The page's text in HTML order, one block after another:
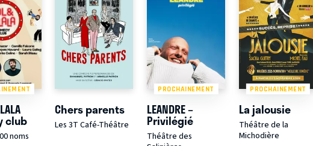
club
noms
Chers parents
Les 3T Café-Théâtre
PROCHAINEMENT
LEANDRE –
Privilégié
Théâtre des
PROCHAINEMENT
La jalousie
Théâtre de la
Michodière